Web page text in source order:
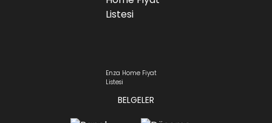
Enza Home Fiyat
Listesi
BELGELER